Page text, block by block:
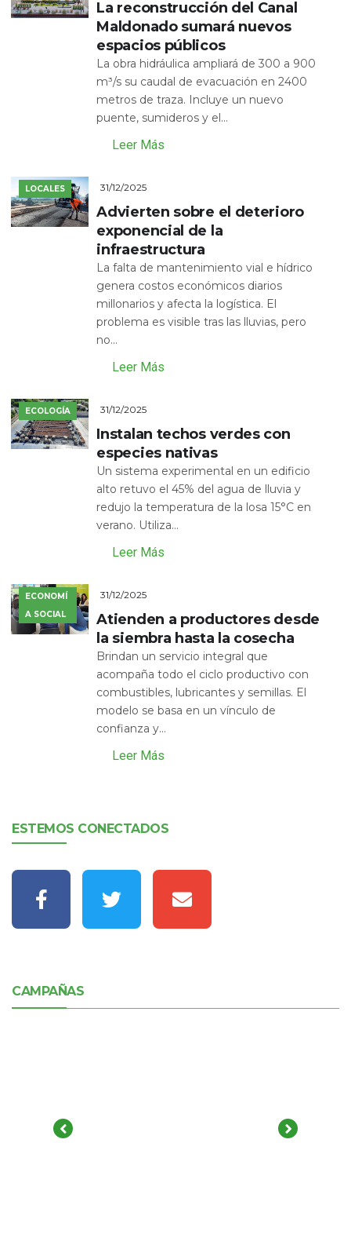
La reconstrucción del Canal
Maldonado sumará nuevos
espacios públicos
La obra hidráulica ampliará de 300 a 900
m³/s su caudal de evacuación en 2400
metros de traza. Incluye un nuevo
puente, sumideros y el...
Leer Más
LOCALES 31/12/2025
Advierten sobre el deterioro
exponencial de la
infraestructura
La falta de mantenimiento vial e hídrico
genera costos económicos diarios
millonarios y afecta la logística. El
problema es visible tras las lluvias, pero
no...
Leer Más
ECOLOGÍA 31/12/2025
Instalan techos verdes con
especies nativas
Un sistema experimental en un edificio
alto retuvo el 45% del agua de lluvia y
redujo la temperatura de la losa 15°C en
verano. Utiliza...
Leer Más
ECONOMÍ
A SOCIAL
31/12/2025
Atienden a productores desde
la siembra hasta la cosecha
Brindan un servicio integral que
acompaña todo el ciclo productivo con
combustibles, lubricantes y semillas. El
modelo se basa en un vínculo de
confianza y...
Leer Más
ESTEMOS CONECTADOS
CAMPAÑAS